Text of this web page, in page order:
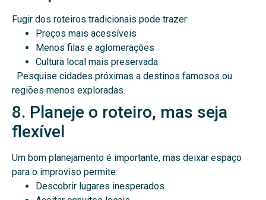
Fugir dos roteiros tradicionais pode trazer:
Preços mais acessíveis
Menos filas e aglomerações
Cultura local mais preservada
Pesquise cidades próximas a destinos famosos ou
regiões menos exploradas.
8. Planeje o roteiro, mas seja
flexível
Um bom planejamento é importante, mas deixar espaço
para o improviso permite:
Descobrir lugares inesperados